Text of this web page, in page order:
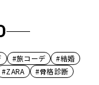
#旅コーデ
#結婚
#ZARA #骨格診断